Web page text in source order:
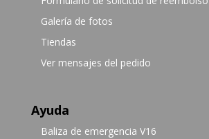
Galería de fotos
Tiendas
Ver mensajes del pedido
Ayuda
Baliza de emergencia V16